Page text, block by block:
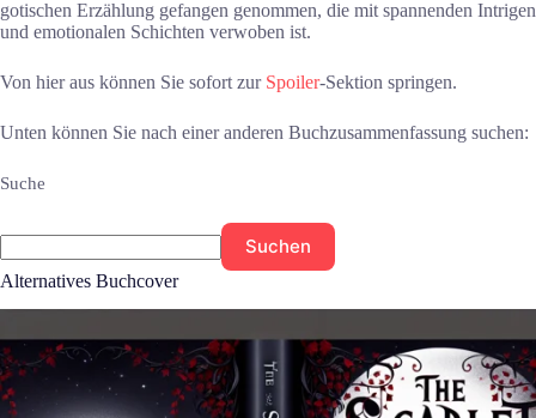
gotischen Erzählung gefangen genommen, die mit spannenden Intrigen
und emotionalen Schichten verwoben ist.
Von hier aus können Sie sofort zur Spoiler-Sektion springen.
Unten können Sie nach einer anderen Buchzusammenfassung suchen:
Suche
Suchen
Alternatives Buchcover